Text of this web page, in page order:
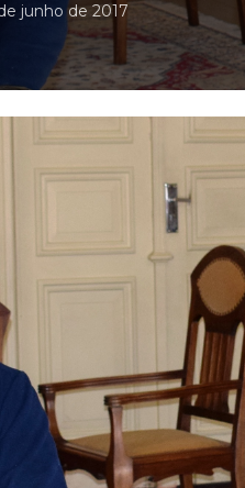
junho de 2017